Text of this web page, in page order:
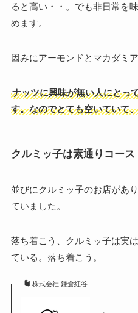
ると高い・・。でも非日常を
めます。
因みにアーモンドとマカダミ
ナッツに興味が無い人にとっ
す。なのでとても空いていて
クルミッ子は素通りコース
並びにクルミッ子のお店があ
ていました。
落ち着こう、クルミッ子は実
ている。落ち着こう。
株式会社 鎌倉紅谷